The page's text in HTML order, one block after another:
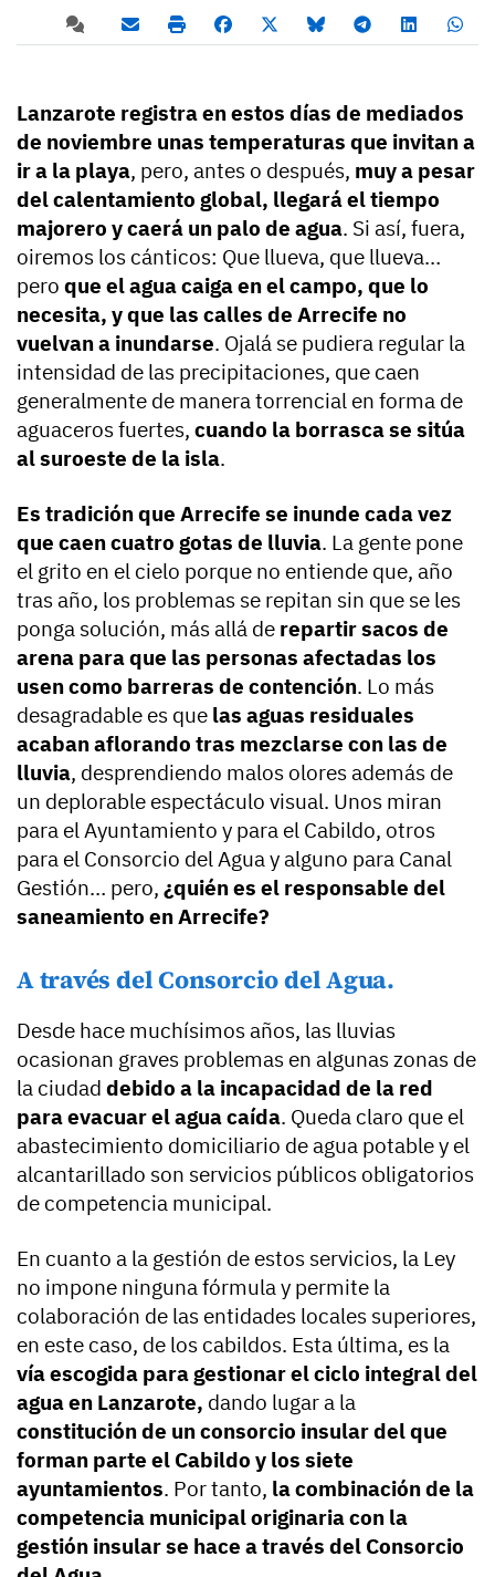
Lanzarote registra en estos días de mediados
de noviembre unas temperaturas que invitan a
ir a la playa, pero, antes o después, muy a pesar
del calentamiento global, llegará el tiempo
majorero y caerá un palo de agua. Si así, fuera,
oiremos los cánticos: Que llueva, que llueva…
pero que el agua caiga en el campo, que lo
necesita, y que las calles de Arrecife no
vuelvan a inundarse. Ojalá se pudiera regular la
intensidad de las precipitaciones, que caen
generalmente de manera torrencial en forma de
aguaceros fuertes, cuando la borrasca se sitúa
al suroeste de la isla.
Es tradición que Arrecife se inunde cada vez
que caen cuatro gotas de lluvia. La gente pone
el grito en el cielo porque no entiende que, año
tras año, los problemas se repitan sin que se les
ponga solución, más allá de repartir sacos de
arena para que las personas afectadas los
usen como barreras de contención. Lo más
desagradable es que las aguas residuales
acaban aflorando tras mezclarse con las de
lluvia, desprendiendo malos olores además de
un deplorable espectáculo visual. Unos miran
para el Ayuntamiento y para el Cabildo, otros
para el Consorcio del Agua y alguno para Canal
Gestión… pero, ¿quién es el responsable del
saneamiento en Arrecife?
A través del Consorcio del Agua.
Desde hace muchísimos años, las lluvias
ocasionan graves problemas en algunas zonas de
la ciudad debido a la incapacidad de la red
para evacuar el agua caída. Queda claro que el
abastecimiento domiciliario de agua potable y el
alcantarillado son servicios públicos obligatorios
de competencia municipal.
En cuanto a la gestión de estos servicios, la Ley
no impone ninguna fórmula y permite la
colaboración de las entidades locales superiores,
en este caso, de los cabildos. Esta última, es la
vía escogida para gestionar el ciclo integral del
agua en Lanzarote, dando lugar a la
constitución de un consorcio insular del que
forman parte el Cabildo y los siete
ayuntamientos. Por tanto, la combinación de la
competencia municipal originaria con la
gestión insular se hace a través del Consorcio